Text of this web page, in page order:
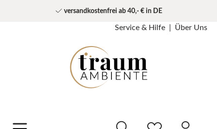
versandkostenfrei ab 40,- € in DE
Service & Hilfe Über Uns